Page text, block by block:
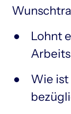
Lohnt
Wie